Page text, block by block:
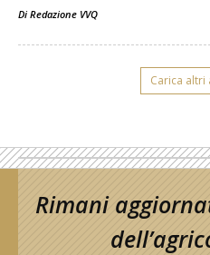
Di Redazione VVQ
Carica altri
Rimani